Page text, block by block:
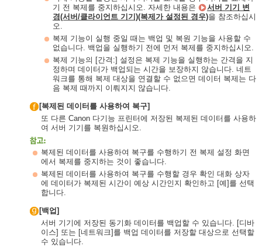
기 전 복제를 중지하십시오. 자세한 내용은
서버 기기 변
경(서버/클라이언트 기기)(복제가 설정된 경우)을 참조하십시
오.
복제 기능이 실행 중일 때는 백업 및 복원 기능을 사용할 수
없습니다. 백업을 실행하기 전에 먼저 복제를 중지하십시오.
복제 기능의 [간격:] 설정은 복제 기능을 실행하는 간격을 지
정하며 데이터가 백업되는 시간을 보장하지 않습니다. 네트
워크를 통해 복제 대상을 연결할 수 없으면 데이터 복제는 다
음 복제 때까지 이뤄지지 않습니다.
[복제된 데이터를 사용하여 복구]
또 다른 Canon 다기능 프린터에 저장된 복제된 데이터를 사용하
여 서버 기기를 복원하십시오.
복제된 데이터를 사용하여 복구를 수행하기 전 복제 설정 화면
에서 복제를 중지하는 것이 좋습니다.
복제된 데이터를 사용하여 복구를 수행할 경우 확인 대화 상자
에 데이터가 복제된 시간이 예상 시간인지 확인하고 [예]를 선택
합니다.
[백업]
서버 기기에 저장된 동기화 데이터를 백업할 수 있습니다. [디바
이스] 또는 [네트워크]를 백업 데이터를 저장할 대상으로 선택할
수 있습니다.